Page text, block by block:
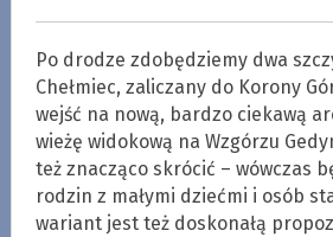
Po drodze zdobędziemy dwa
Chełmiec, zaliczany do Korony
wejść na nową, bardzo ciekawą
wieżę widokową na Wzgórzu
też znacząco skrócić – wówczas
rodzin z małymi dziećmi i osób
wariant jest też doskonałą